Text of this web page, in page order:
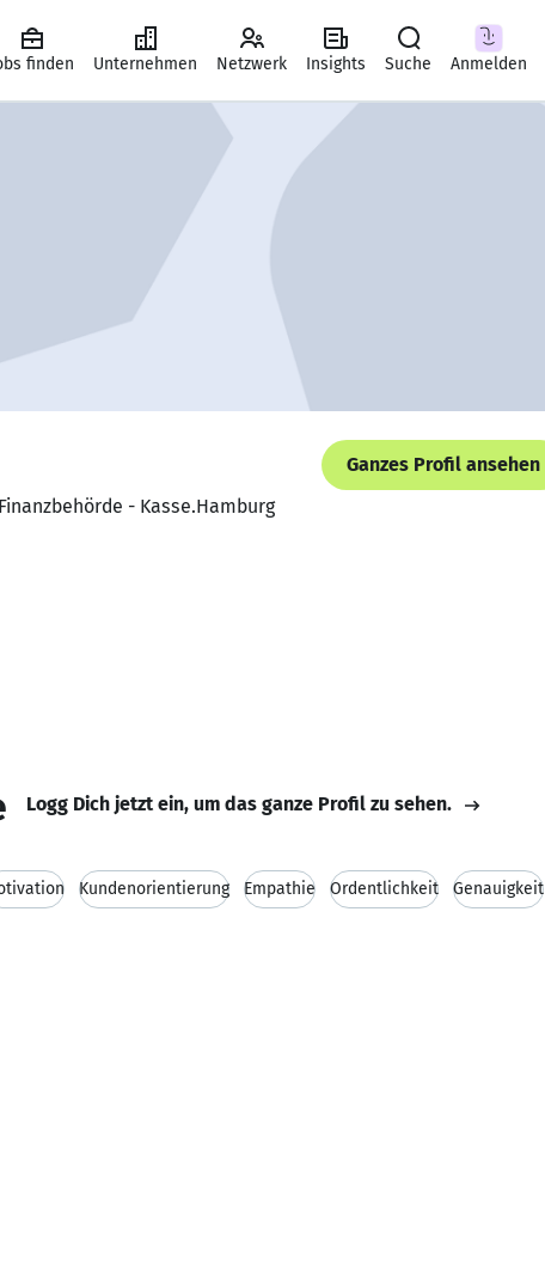
finden Unternehmen Netzwerk Insights Suche Anmelden
Ganzes Profil ansehen
- Kasse.Hamburg
Logg Dich jetzt ein, um das ganze Profil zu sehen.
Kundenorientierung Empathie Ordentlichkeit Genauigkeit